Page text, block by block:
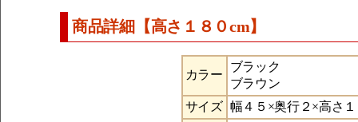
商品詳細【高さ１８０cm】
カラー
ブラック
ブラウン
サイズ 幅４５×奥行２×高さ